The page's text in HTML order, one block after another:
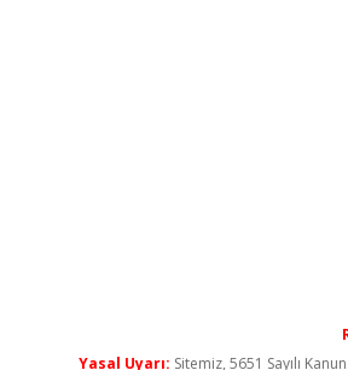
Yasal Uyarı: Sitemiz, 5651 Sayılı